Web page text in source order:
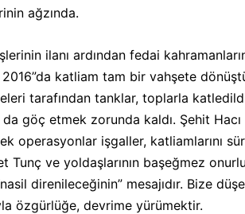
ağzında.
ilanı ardından fedai
katliam tam bir vahşete
tarafından tanklar, toplarla
da göç etmek zorunda kaldı. Şehit
operasyonlar işgaller, katliamlarını
Tunç ve yoldaşlarının başeğmez
direnileceğinin” mesajıdır. Bize
özgürlüğe, devrime yürümektir.